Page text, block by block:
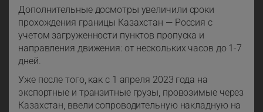
Дополнительные досмотры увеличили сроки
прохождения границы Казахстан — Россия с
учетом загруженности пунктов пропуска и
направления движения: от нескольких часов до 1-7
дней.
Уже после того, как с 1 апреля 2023 года на
экспортные и транзитные грузы, провозимые через
Казахстан, ввели сопроводительную накладную на